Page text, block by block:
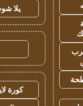
يلا
كورة